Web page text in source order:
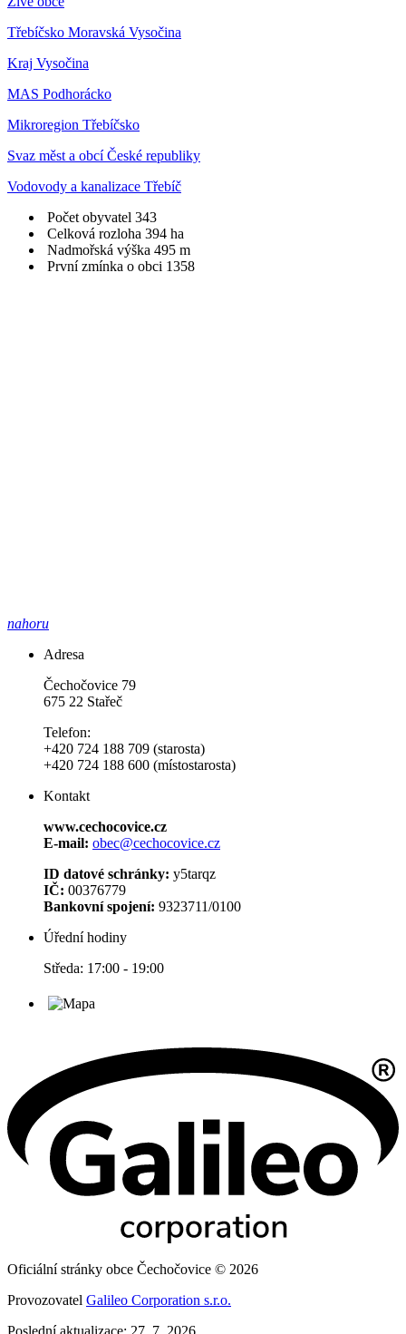
Třebíčsko Moravská Vysočina
Kraj Vysočina
MAS Podhorácko
Mikroregion Třebíčsko
Svaz měst a obcí České republiky
Vodovody a kanalizace Třebíč
Počet obyvatel 343
Celková rozloha 394 ha
Nadmořská výška 495 m
První zmínka o obci 1358
nahoru
Adresa
Čechočovice 79
675 22 Stařeč
Telefon:
+420 724 188 709 (starosta)
+420 724 188 600 (místostarosta)
Kontakt
www.cechocovice.cz
E-mail: obec@cechocovice.cz
ID datové schránky: y5tarqz
IČ: 00376779
Bankovní spojení: 9323711/0100
Úřední hodiny
Středa: 17:00 - 19:00
Oficiální stránky obce Čechočovice © 2026
Provozovatel Galileo Corporation s.r.o.